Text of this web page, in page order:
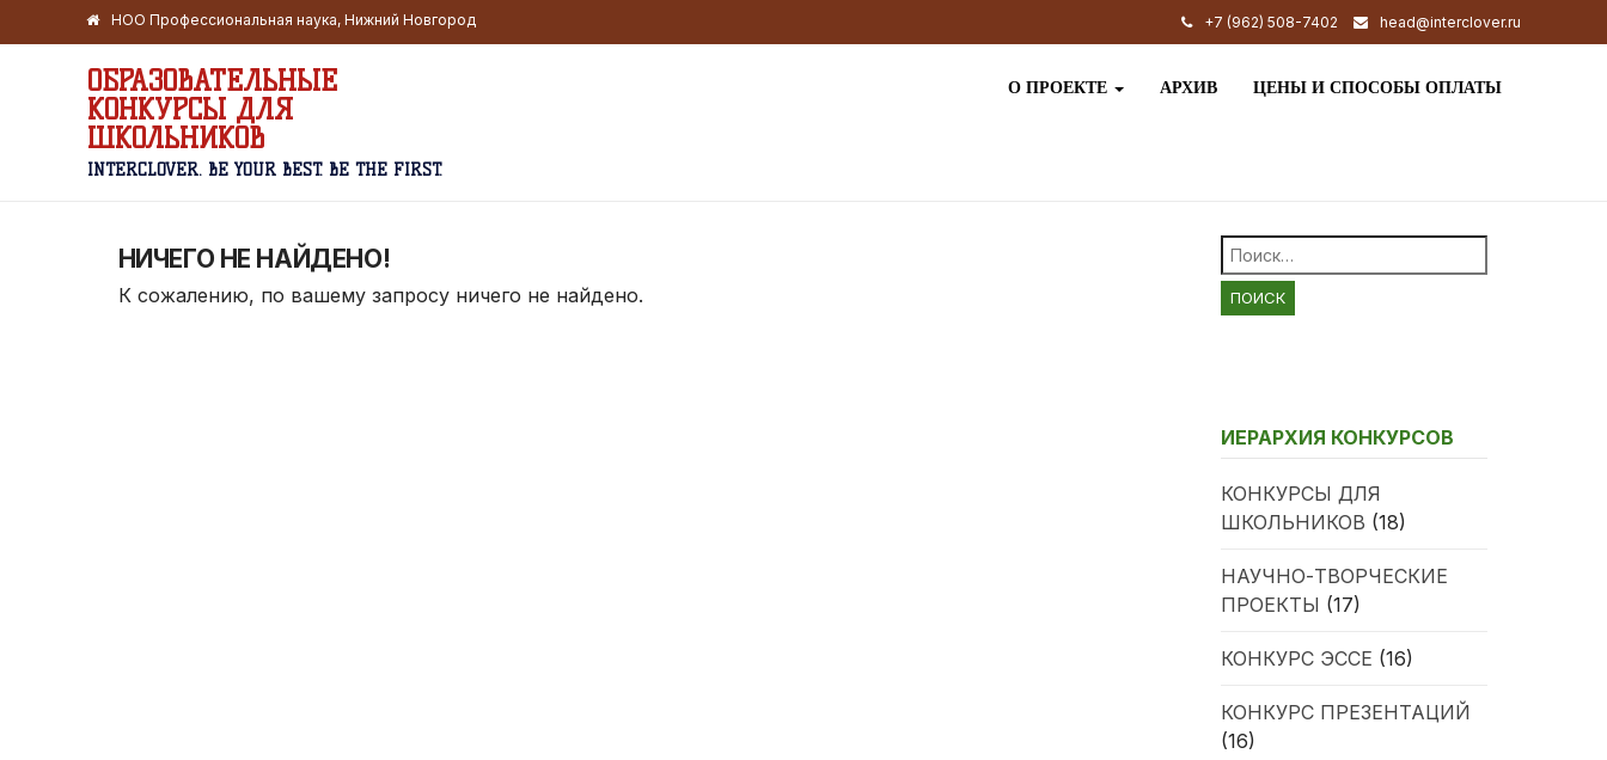
НОО Профессиональная наука, Нижний Новгород +7 (962) 508-7402 head@interclover.ru
ОБРАЗОВАТЕЛЬНЫЕ
КОНКУРСЫ ДЛЯ
ШКОЛЬНИКОВ
INTERCLOVER. BE YOUR BEST. BE THE FIRST.
О ПРОЕКТЕ АРХИВ ЦЕНЫ И СПОСОБЫ ОПЛАТЫ
НИЧЕГО НЕ НАЙДЕНО!
К сожалению, по вашему запросу ничего не найдено.
Найти:
ИЕРАРХИЯ КОНКУРСОВ
КОНКУРСЫ ДЛЯ
ШКОЛЬНИКОВ (18)
НАУЧНО-ТВОРЧЕСКИЕ
ПРОЕКТЫ (17)
КОНКУРС ЭССЕ (16)
КОНКУРС ПРЕЗЕНТАЦИЙ
(16)